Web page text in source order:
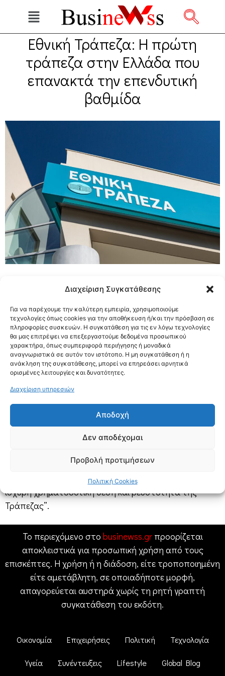
Διαχείριση Συγκατάθεσης
Για να παρέχουμε την καλύτερη εμπειρία, χρησιμοποιούμε
τεχνολογίες όπως cookies για την αποθήκευση ή/και την πρόσβαση σε
πληροφορίες συσκευών. Η συγκατάθεση για τις εν λόγω τεχνολογίες
θα μας επιτρέψει να επεξεργαστούμε δεδομένα προσωπικού
χαρακτήρα, όπως συμπεριφορά περιήγησης ή μοναδικά
αναγνωριστικά σε αυτόν τον ιστότοπο. Η μη συγκατάθεση ή η
ανάκληση της συγκατάθεσης, μπορεί να επηρεάσει αρνητικά
ορισμένες λειτουργίες και δυνατότητες.
Διαχείριση υπηρεσιών
Αποδοχή
Δεν αποδέχομαι
Προβολή προτιμήσεων
Πολιτική Cookies
Εθνική Τράπεζα: Η πρώτη
τράπεζα στην Ελλάδα που
επανακτά την επενδυτική
βαθμίδα
της Ελλάδος αξιολογήθηκε με βαθμό BBB (low) για την
μακροπρόθεσμη πιστοληπτική της ικανότητα,
καθιστώντας την πρώτη ελληνική τράπεζα που
επανακτά την επενδυτική βαθμίδα, περίπου 15 χρόνια
μετά από την έναρξη της ελληνικής
χρηματοπιστωτικής κρίσης.
αυτήν του ελληνικού κράτους, σύμφωνα με
ανακοίνωση της ΕΤΕ. Σύμφωνα με όσα αναφέρει η
ανακοίνωση “Η πιστοληπτική διαβάθμιση της ΕΤΕ
αντικατοπτρίζει την ηγετική θέση μας στην Ελληνική
οργανική κερδοφορία, τη σταθερή
δημιουργία κεφαλαιακών αποθεμάτων, καθώς και την
ισχυρή χρηματοδοτική θέση και ρευστότητα της
Τράπεζας”.
Το περιεχόμενο στο businewss.grπροορίζεται
αποκλειστικά για προσωπική χρήση από τους
επισκέπτες. Η χρήση ή η διάδοση, είτε τροποποιημένη
είτε αμετάβλητη, σε οποιαδήποτε μορφή,
απαγορεύεται αυστηρά χωρίς τη ρητή γραπτή
συγκατάθεση του εκδότη.
Οικονομία Επιχειρήσεις Πολιτική Τεχνολογία
Υγεία Συνέντευξεις Lifestyle Global Blog